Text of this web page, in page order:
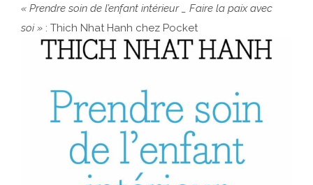
« Prendre soin de l’enfant intérieur _ Faire la paix avec
soi » : Thich Nhat Hanh chez Pocket